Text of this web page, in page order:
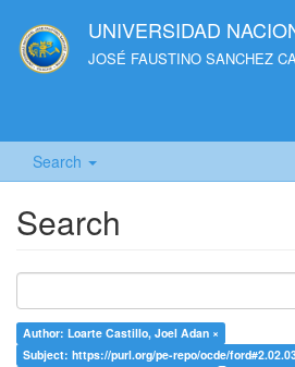
UNIVERSIDAD
JOSÉ FAUSTINO SANCHEZ
Search
Search
Author: Loarte Castillo, Joel Adan ×
Subject: https://purl.org/pe-repo/ocde/